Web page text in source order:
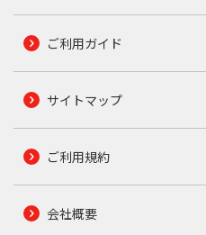
ご利用ガイド
サイトマップ
ご利用規約
会社概要